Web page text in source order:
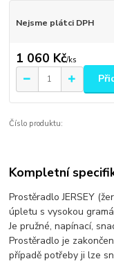
Nejsme plátci DPH
1 060 Kč/ks
Číslo produktu:
Kompletní
Prostěradlo JERSEY
úpletu s vysokou
Je pružné, napínací,
Prostěradlo je
případě potřeby ji lze